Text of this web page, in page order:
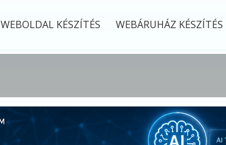
WEBOLDAL KÉSZÍTÉS WEBÁRUHÁZ KÉSZÍTÉS